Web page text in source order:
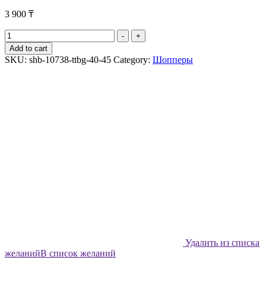
3 900 ₸
Сумка
шоппер
Shabu
Розовый
-
+
Add to cart
SKU: shb-10738-ttbg-40-45 Category: Шопперы
Удалить из списка
желанийВ список желаний